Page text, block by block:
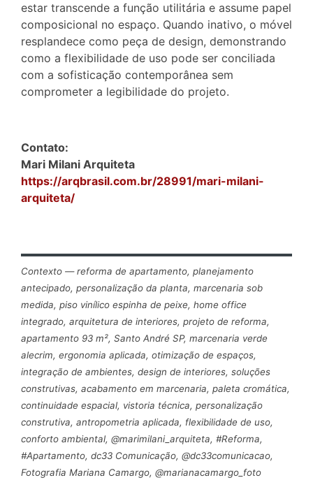
estar transcende a função utilitária e assume papel
composicional no espaço. Quando inativo, o móvel
resplandece como peça de design, demonstrando
como a flexibilidade de uso pode ser conciliada
com a sofisticação contemporânea sem
comprometer a legibilidade do projeto.
Contato:
Mari Milani Arquiteta
https://arqbrasil.com.br/28991/mari-milani-
arquiteta/
Contexto — reforma de apartamento, planejamento
antecipado, personalização da planta, marcenaria sob
medida, piso vinílico espinha de peixe, home office
integrado, arquitetura de interiores, projeto de reforma,
apartamento 93 m², Santo André SP, marcenaria verde
alecrim, ergonomia aplicada, otimização de espaços,
integração de ambientes, design de interiores, soluções
construtivas, acabamento em marcenaria, paleta cromática,
continuidade espacial, vistoria técnica, personalização
construtiva, antropometria aplicada, flexibilidade de uso,
conforto ambiental, @marimilani_arquiteta, #Reforma,
#Apartamento, dc33 Comunicação, @dc33comunicacao,
Fotografia Mariana Camargo, @marianacamargo_foto